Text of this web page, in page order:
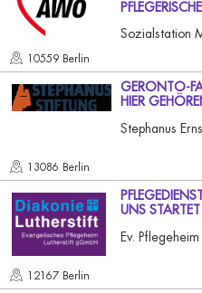
Sozialstation
10559 Berlin
GERONTO-
HIER
Stephanus
13086 Berlin
UNS STARTET
12167 Berlin